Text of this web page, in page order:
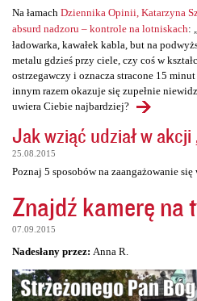
Na łamach Dziennika Opinii, Katarzyna
absurd nadzoru – kontrole na lotniskach:
ładowarka, kawałek kabla, but na
metalu gdzieś przy ciele, czy coś w
ostrzegawczy i oznacza stracone 15
innym razem okazuje się zupełnie
uwiera Ciebie najbardziej?
Jak wziąć udział w
25.08.2015
Poznaj 5 sposobów na zaangażowanie
Znajdź kamerę na
07.09.2015
Nadesłany przez: Anna R.